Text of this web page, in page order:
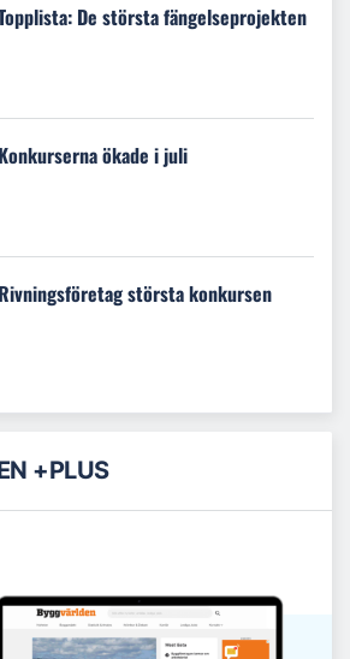
De största fängelseprojekten
Konkurserna ökade i juli
Rivningsföretag största konkursen
+PLUS